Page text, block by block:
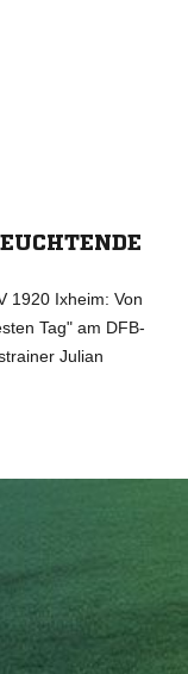
1920 Ixheim: Von
Tag" am DFB-
Julian